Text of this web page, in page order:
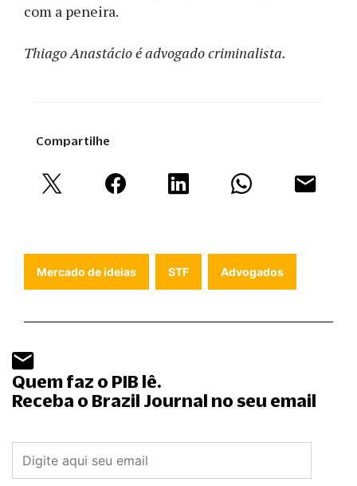
com a peneira.
Thiago Anastácio é advogado criminalista.
Compartilhe
Mercado de ideias STF Advogados
Quem faz o PIB lê.
Receba o Brazil Journal no seu email